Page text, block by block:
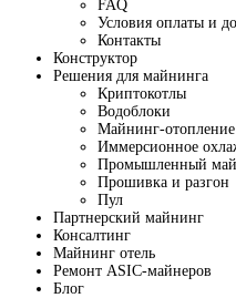
FAQ
Условия оплаты и
Контакты
Конструктор
Решения для майнинга
Криптокотлы
Водоблоки
Майнинг-отопление
Иммерсионное
Промышленный
Прошивка и разгон
Пул
Партнерский майнинг
Консалтинг
Майнинг отель
Ремонт ASIC-майнеров
Блог